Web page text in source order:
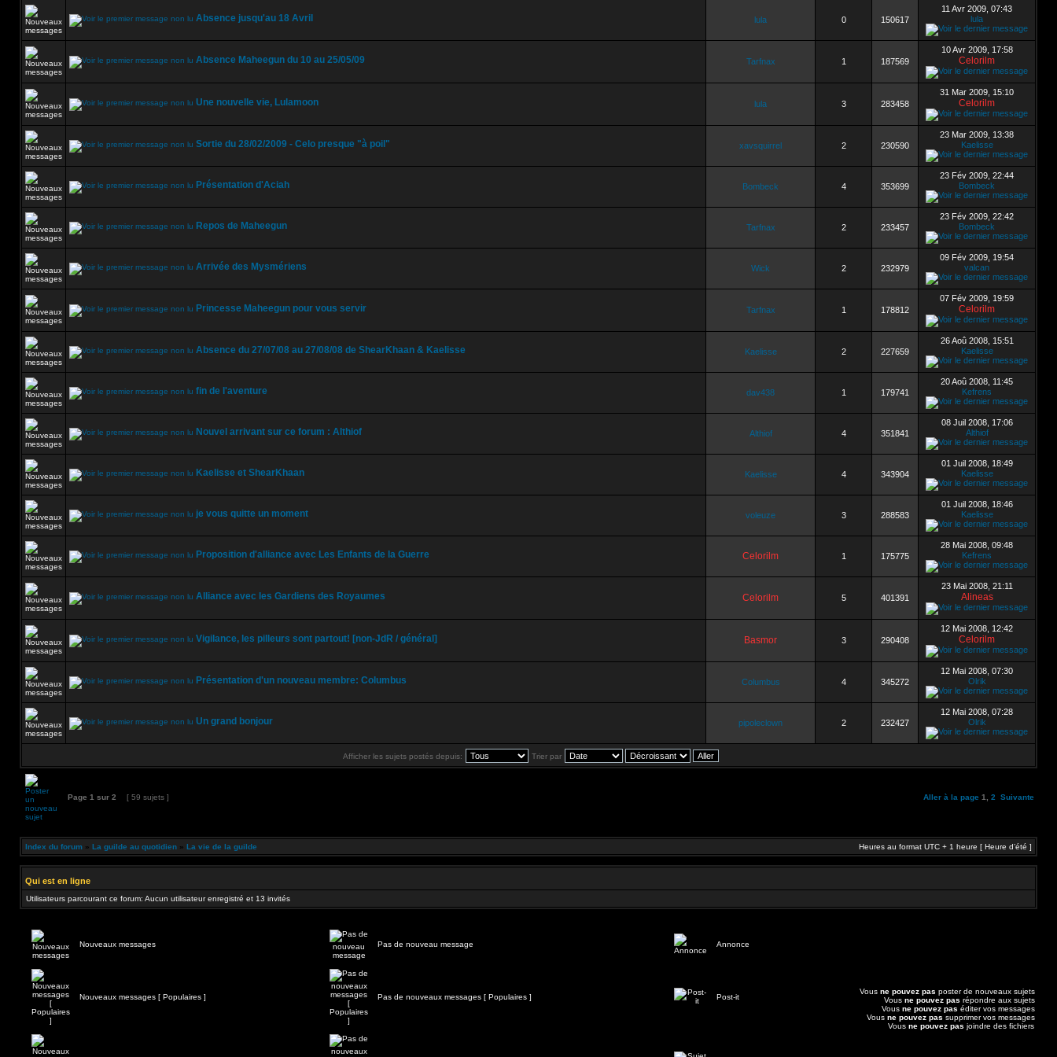
Absence jusqu'au 18 Avril lula 0 150617
11 Avr 2009, 07:43
lula
Absence Maheegun du 10 au 25/05/09 Tarfnax 1 187569
10 Avr 2009, 17:58
Celorilm
Une nouvelle vie, Lulamoon lula 3 283458
31 Mar 2009, 15:10
Celorilm
Sortie du 28/02/2009 - Celo presque "à poil" xavsquirrel 2 230590
23 Mar 2009, 13:38
Kaelisse
Présentation d'Aciah Bombeck 4 353699
23 Fév 2009, 22:44
Bombeck
Repos de Maheegun Tarfnax 2 233457
23 Fév 2009, 22:42
Bombeck
Arrivée des Mysmériens Wick 2 232979
09 Fév 2009, 19:54
valcan
Princesse Maheegun pour vous servir Tarfnax 1 178812
07 Fév 2009, 19:59
Celorilm
Absence du 27/07/08 au 27/08/08 de ShearKhaan & Kaelisse Kaelisse 2 227659
26 Aoû 2008, 15:51
Kaelisse
fin de l'aventure dav438 1 179741
20 Aoû 2008, 11:45
Kefrens
Nouvel arrivant sur ce forum : Althiof Althiof 4 351841
08 Juil 2008, 17:06
Althiof
Kaelisse et ShearKhaan Kaelisse 4 343904
01 Juil 2008, 18:49
Kaelisse
je vous quitte un moment voleuze 3 288583
01 Juil 2008, 18:46
Kaelisse
Proposition d'alliance avec Les Enfants de la Guerre Celorilm 1 175775
28 Mai 2008, 09:48
Kefrens
Alliance avec les Gardiens des Royaumes Celorilm 5 401391
23 Mai 2008, 21:11
Alineas
Vigilance, les pilleurs sont partout! [non-JdR / général] Basmor 3 290408
12 Mai 2008, 12:42
Celorilm
Présentation d'un nouveau membre: Columbus Columbus 4 345272
12 Mai 2008, 07:30
Olrik
Un grand bonjour pipoleclown 2 232427
12 Mai 2008, 07:28
Olrik
Afficher les sujets postés depuis: Trier par
Page 1 sur 2 [ 59 sujets ] Aller à la page 1 2 Suivante
Index du forum » La guilde au quotidien » La vie de la guilde Heures au format UTC + 1 heure [ Heure d’été ]
Qui est en ligne
Utilisateurs parcourant ce forum: Aucun utilisateur enregistré et 13 invités
Nouveaux messages Pas de nouveau message Annonce
Nouveaux messages [ Populaires ] Pas de nouveaux messages [ Populaires ] Post-it
Vous ne pouvez pas poster de nouveaux sujets
Vous ne pouvez pas répondre aux sujets
Vous ne pouvez pas éditer vos messages
Vous ne pouvez pas supprimer vos messages
Vous ne pouvez pas joindre des fichiers